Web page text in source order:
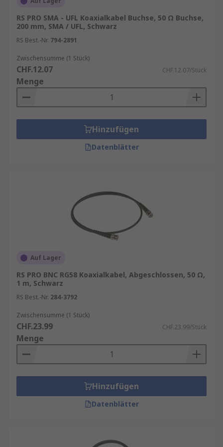
RS PRO SMA - UFL Koaxialkabel Buchse, 50 Ω Buchse,
200 mm, SMA / UFL, Schwarz
RS Best.-Nr. 794-2891
Zwischensumme (1 Stück)
CHF.12.07 CHF.12.07/Stück
Menge
Hinzufügen
Datenblätter
Auf Lager
RS PRO BNC RG58 Koaxialkabel, Abgeschlossen, 50 Ω,
1 m, Schwarz
RS Best.-Nr. 284-3792
Zwischensumme (1 Stück)
CHF.23.99 CHF.23.99/Stück
Menge
Hinzufügen
Datenblätter